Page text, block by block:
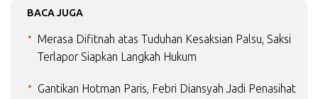
BACA JUGA
Merasa Difitnah atas Tuduhan Kesaksian Palsu, Saksi
Terlapor Siapkan Langkah Hukum
Gantikan Hotman Paris, Febri Diansyah Jadi Penasihat